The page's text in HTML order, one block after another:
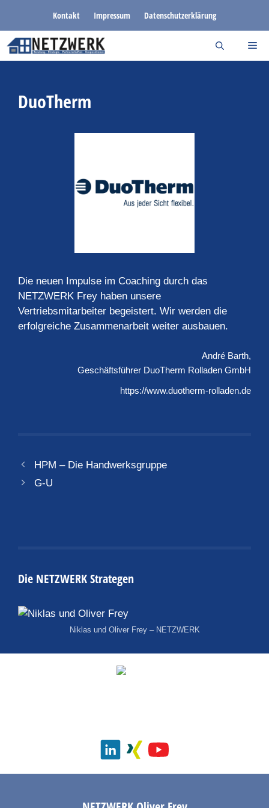
springen
Kontakt Impressum Datenschutzerklärung
DuoTherm
Die neuen Impulse im Coaching durch das
NETZWERK Frey haben unsere
Vertriebsmitarbeiter begeistert. Wir werden die
erfolgreiche Zusammenarbeit weiter ausbauen.
André Barth
Geschäftsführer DuoTherm Rolladen GmbH
https://www.duotherm-rolladen.de
HPM – Die Handwerksgruppe
G-U
Die NETZWERK Strategen
Niklas und Oliver Frey – NETZWERK